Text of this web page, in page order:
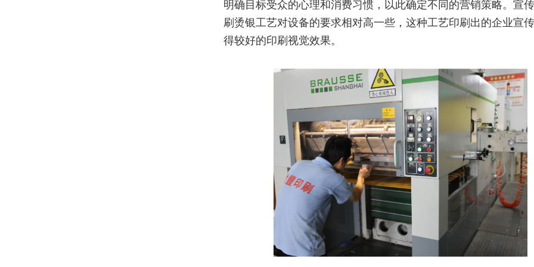
明确目标受众的心理和消费习惯，以此确定不同的营销策略。宣
刷烫银工艺对设备的要求相对高一些，这种工艺印刷出的企业宣
得较好的印刷视觉效果。